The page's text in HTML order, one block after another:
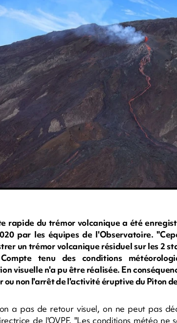
rapide du trémor volcanique a été
par les équipes de l'Observatoire.
un trémor volcanique résiduel sur les 2
tenu des conditions
visuelle n'a pu être réalisée. En
ou non l'arrêt de l'activité éruptive du Piton
a pas de retour visuel, on ne peut pas
de l'OVPF. "Les conditions météo ne